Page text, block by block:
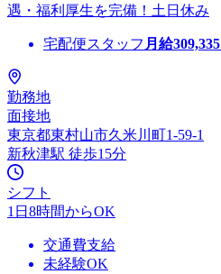
遇・福利厚生を完備！土日休み
宅配便スタッフ 月給309,335
勤務地
面接地
東京都東村山市久米川町1-59-1
新秋津駅 徒歩15分
シフト
1日8時間からOK
交通費支給
未経験OK